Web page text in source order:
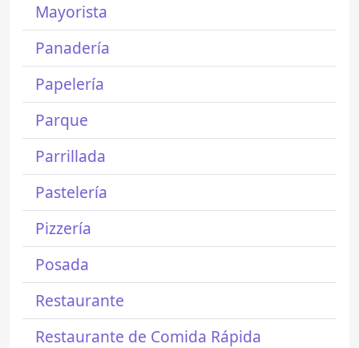
Mayorista
Panadería
Papelería
Parque
Parrillada
Pastelería
Pizzería
Posada
Restaurante
Restaurante de Comida Rápida